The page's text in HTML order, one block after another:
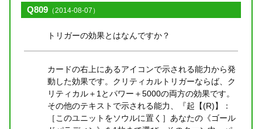
Q809 （2014-08-07）
トリガーの効果とはなんですか？
カードの右上にあるアイコンで示される能力から発
動した効果です。クリティカルトリガーならば、ク
リティカル＋1とパワー＋5000の両方の効果です。
その他のテキストで示される能力、『起【(R)】：
［このユニットをソウルに置く］あなたの《ゴール